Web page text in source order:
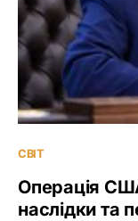
СВІТ
Операція
наслідки та